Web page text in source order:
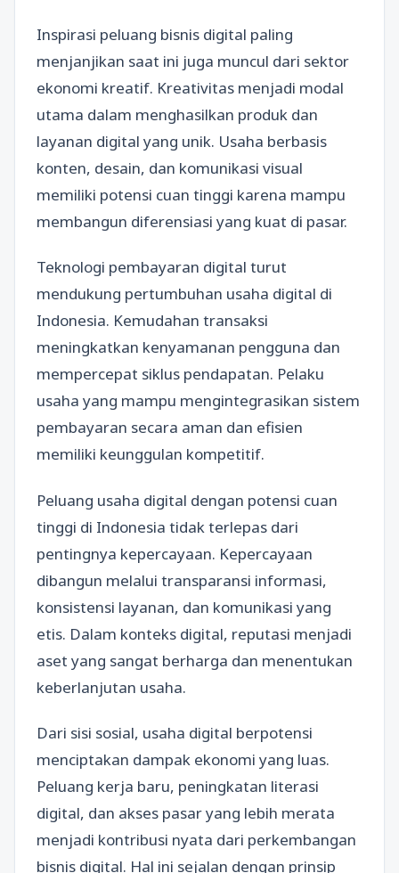
Inspirasi peluang bisnis digital paling
menjanjikan saat ini juga muncul dari sektor
ekonomi kreatif. Kreativitas menjadi modal
utama dalam menghasilkan produk dan
layanan digital yang unik. Usaha berbasis
konten, desain, dan komunikasi visual
memiliki potensi cuan tinggi karena mampu
membangun diferensiasi yang kuat di pasar.
Teknologi pembayaran digital turut
mendukung pertumbuhan usaha digital di
Indonesia. Kemudahan transaksi
meningkatkan kenyamanan pengguna dan
mempercepat siklus pendapatan. Pelaku
usaha yang mampu mengintegrasikan sistem
pembayaran secara aman dan efisien
memiliki keunggulan kompetitif.
Peluang usaha digital dengan potensi cuan
tinggi di Indonesia tidak terlepas dari
pentingnya kepercayaan. Kepercayaan
dibangun melalui transparansi informasi,
konsistensi layanan, dan komunikasi yang
etis. Dalam konteks digital, reputasi menjadi
aset yang sangat berharga dan menentukan
keberlanjutan usaha.
Dari sisi sosial, usaha digital berpotensi
menciptakan dampak ekonomi yang luas.
Peluang kerja baru, peningkatan literasi
digital, dan akses pasar yang lebih merata
menjadi kontribusi nyata dari perkembangan
bisnis digital. Hal ini sejalan dengan prinsip